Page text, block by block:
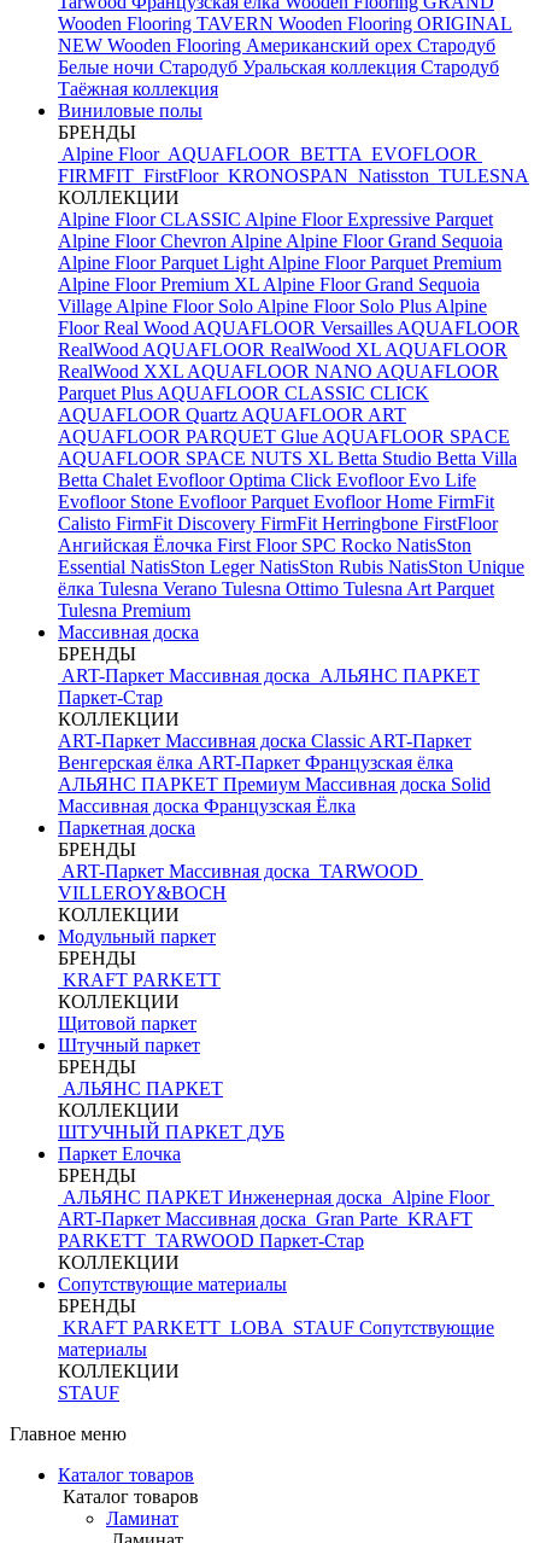
Wooden Flooring TAVERN Wooden Flooring ORIGINAL
NEW Wooden Flooring Американский орех Стародуб
Белые ночи Стародуб Уральская коллекция Стародуб
Таёжная коллекция
Виниловые полы
БРЕНДЫ
Alpine Floor AQUAFLOOR BETTA EVOFLOOR
FIRMFIT FirstFloor KRONOSPAN Natisston TULESNA
КОЛЛЕКЦИИ
Alpine Floor CLASSIC Alpine Floor Expressive Parquet
Alpine Floor Chevron Alpine Alpine Floor Grand Sequoia
Alpine Floor Parquet Light Alpine Floor Parquet Premium
Alpine Floor Premium XL Alpine Floor Grand Sequoia
Village Alpine Floor Solo Alpine Floor Solo Plus Alpine
Floor Real Wood AQUAFLOOR Versailles AQUAFLOOR
RealWood AQUAFLOOR RealWood XL AQUAFLOOR
RealWood XXL AQUAFLOOR NANO AQUAFLOOR
Parquet Plus AQUAFLOOR CLASSIC CLICK
AQUAFLOOR Quartz AQUAFLOOR ART
AQUAFLOOR PARQUET Glue AQUAFLOOR SPACE
AQUAFLOOR SPACE NUTS XL Betta Studio Betta Villa
Betta Chalet Evofloor Optima Click Evofloor Evo Life
Evofloor Stone Evofloor Parquet Evofloor Home FirmFit
Calisto FirmFit Discovery FirmFit Herringbone FirstFloor
Ангийская Ёлочка First Floor SPC Rocko NatisSton
Essential NatisSton LegerNatisSton Rubis NatisSton Unique
ёлка Tulesna Verano Tulesna Ottimo Tulesna Art Parquet
Tulesna Premium
Массивная доска
БРЕНДЫ
ART-Паркет Массивная доска АЛЬЯНС ПАРКЕТ
Паркет-Стар
КОЛЛЕКЦИИ
ART-Паркет Массивная доска Classic ART-Паркет
Венгерская ёлка ART-Паркет Французская ёлка
АЛЬЯНС ПАРКЕТ Премиум Массивная доска Solid
Массивная доска Французская Ёлка
Паркетная доска
БРЕНДЫ
ART-Паркет Массивная доска TARWOOD
VILLEROY&BOCH
КОЛЛЕКЦИИ
Модульный паркет
БРЕНДЫ
KRAFT PARKETT
КОЛЛЕКЦИИ
Щитовой паркет
Штучный паркет
БРЕНДЫ
АЛЬЯНС ПАРКЕТ
КОЛЛЕКЦИИ
ШТУЧНЫЙ ПАРКЕТ ДУБ
Паркет Елочка
БРЕНДЫ
АЛЬЯНС ПАРКЕТ Инженерная доска Alpine Floor
ART-Паркет Массивная доска Gran Parte KRAFT
PARKETT TARWOOD Паркет-Стар
КОЛЛЕКЦИИ
Сопутствующие материалы
БРЕНДЫ
KRAFT PARKETT LOBA STAUF Сопутствующие
материалы
КОЛЛЕКЦИИ
STAUF
Главное меню
Каталог товаров
Каталог товаров
Ламинат